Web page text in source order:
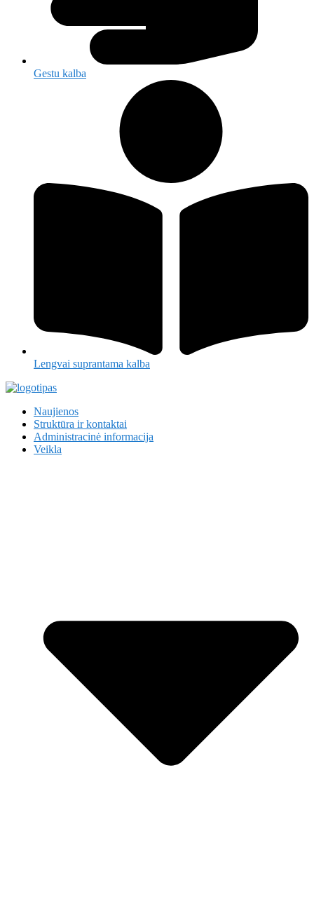
Gestu kalba
Lengvai suprantama kalba
Naujienos
Struktūra ir kontaktai
Administracinė informacija
Veikla